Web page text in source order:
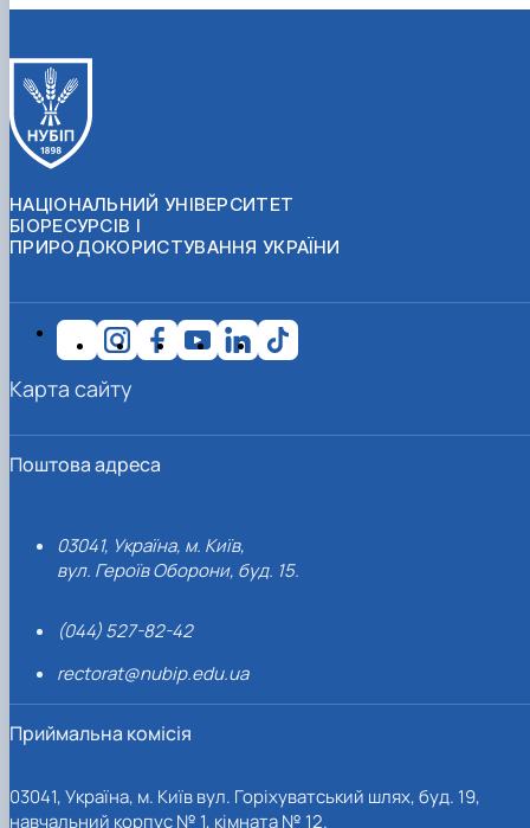
НАЦІОНАЛЬНИЙ УНІВЕРСИТЕТ
БІОРЕСУРСІВ І
ПРИРОДОКОРИСТУВАННЯ УКРАЇНИ
Поштова адреса
03041, Україна, м. Київ,
вул. Героїв Оборони, буд. 15.
(044) 527-82-42
rectorat@nubip.edu.ua
Приймальна комісія
03041, Україна, м. Київ вул. Горіхуватський шлях, буд. 19,
навчальний корпус № 1, кімната № 12.
Карта сайту